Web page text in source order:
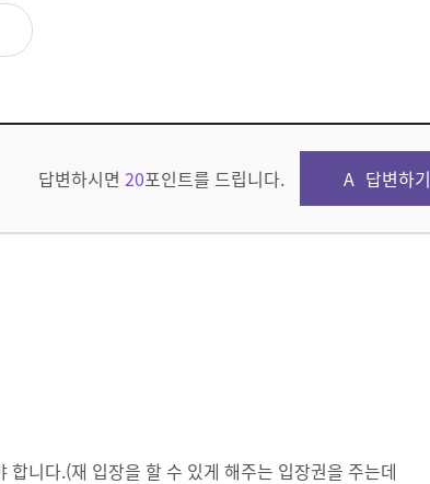
답변하시면 20포인트를 드립니다. 답변하기
합니다.(재 입장을 할 수 있게 해주는 입장권을 주는데